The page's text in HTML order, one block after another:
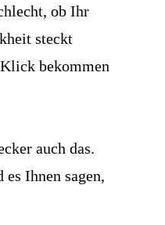
ob Ihr
steckt
bekommen
auch das.
Ihnen sagen,